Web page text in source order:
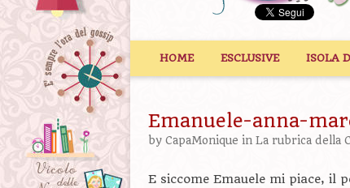
HOME ESCLUSIVE ISOLA
Emanuele-anna-
by CapaMonique in La rubrica della
E siccome Emauele mi piace, il